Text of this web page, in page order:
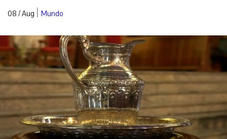
08 / Aug | Mundo